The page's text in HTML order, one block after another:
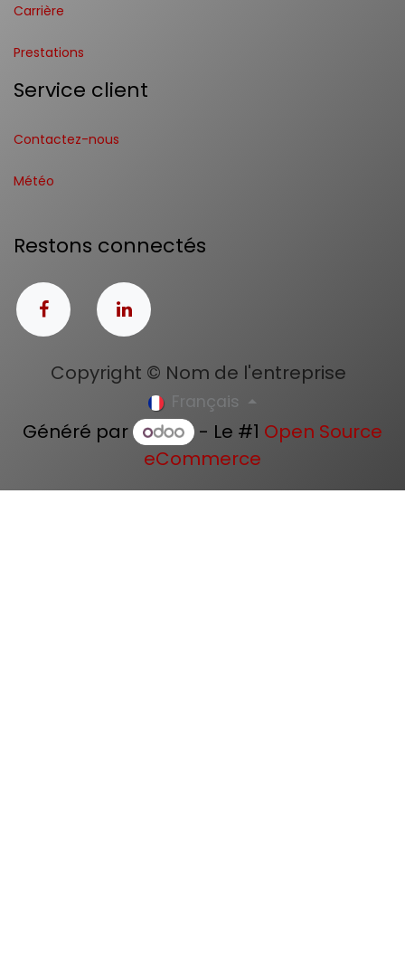
Carrière
Prestations
Service client
Contactez-nous
Météo
Restons connectés
Copyright © Nom de l'entreprise
Français
Généré par - Le #1 Open Source
eCommerce